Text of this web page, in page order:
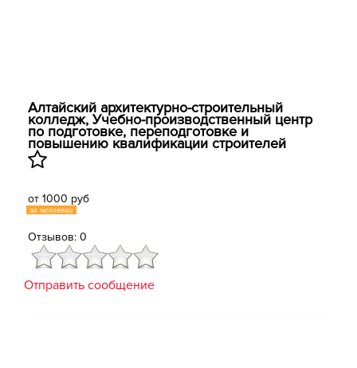
Алтайский архитектурно-строительный
колледж, ​Учебно-производственный центр
по подготовке, переподготовке и
повышению квалификации строителей
от 1000 руб
за человека
Отзывов: 0
Отправить сообщение